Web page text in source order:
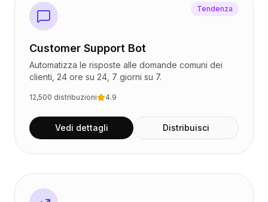
AI Models
AI Companies
AI Adoption Stats
AI Cost Calculator
AI ROI Calculator
AI Pricing Trends
Forward-Deployed Engineering
Consulenza AI
Programma di Affiliazione
Prezzi
Servizi
Tendenza
Customer Support Bot
Automatizza le risposte alle domande comuni dei
clienti, 24 ore su 24, 7 giorni su 7.
12,500 distribuzioni 4.9
Vedi dettagli Distribuisci